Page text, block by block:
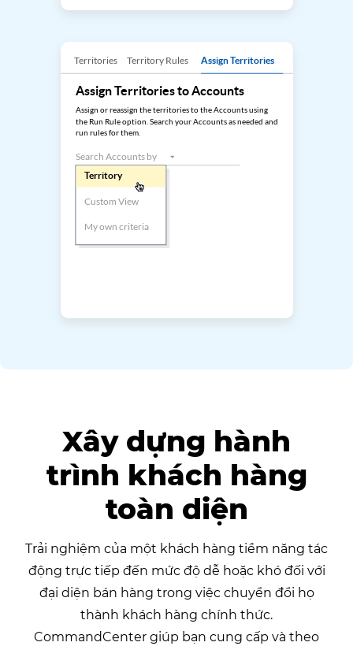
Xây dựng hành
trình khách hàng
toàn diện
Trải nghiệm của một khách hàng tiềm năng tác
động trực tiếp đến mức độ dễ hoặc khó đối với
đại diện bán hàng trong việc chuyển đổi họ
thành khách hàng chính thức.
CommandCenter giúp bạn cung cấp và theo